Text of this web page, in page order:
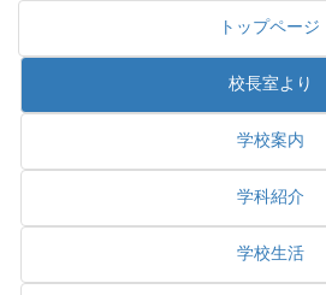
トップページ
校長室より
学校案内
学科紹介
学校生活